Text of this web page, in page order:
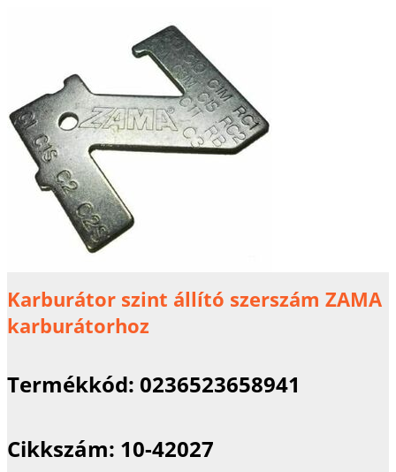
Karburátor szint állító szerszám ZAMA
karburátorhoz
Termékkód: 0236523658941
Cikkszám: 10-42027